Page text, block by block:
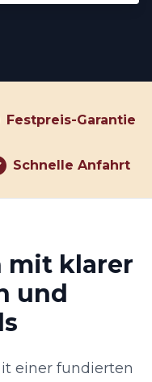
Festpreis-Garantie
Schnelle Anfahrt
mit klarer
und
einer fundierten